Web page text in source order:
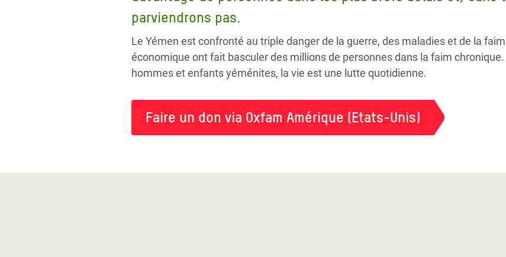
parviendrons pas.
Le Yémen est confronté au triple danger de la guerre, des maladies et de la
économique ont fait basculer des millions de personnes dans la faim
hommes et enfants yéménites, la vie est une lutte quotidienne.
Faire un don via Oxfam Amérique (Etats-Unis)